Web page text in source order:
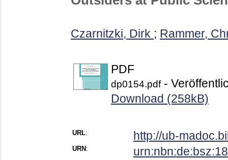
Czarnitzki, Dirk ; Rammer,
PDF
dp0154.pdf-
Download (258kB)
URL: http://ub-
URN :